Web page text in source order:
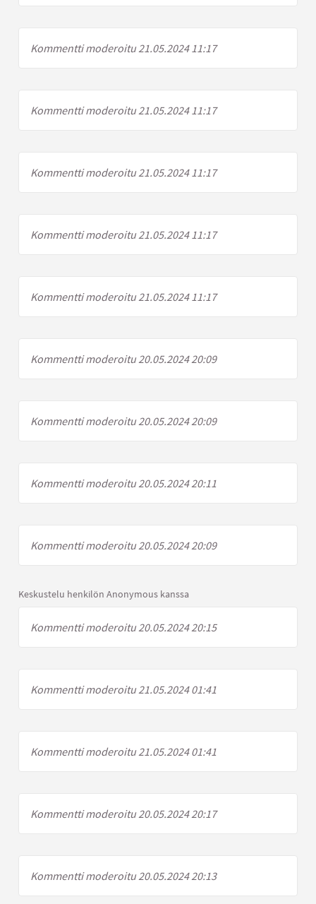
Kommentti moderoitu 21.05.2024 11:17
Kommentti moderoitu 21.05.2024 11:17
Kommentti moderoitu 21.05.2024 11:17
Kommentti moderoitu 21.05.2024 11:17
Kommentti moderoitu 21.05.2024 11:17
Kommentti moderoitu 20.05.2024 20:09
Kommentti moderoitu 20.05.2024 20:09
Kommentti moderoitu 20.05.2024 20:11
Kommentti moderoitu 20.05.2024 20:09
Keskustelu henkilön Anonymous kanssa
Kommentti moderoitu 20.05.2024 20:15
Kommentti moderoitu 21.05.2024 01:41
Kommentti moderoitu 21.05.2024 01:41
Kommentti moderoitu 20.05.2024 20:17
Kommentti moderoitu 20.05.2024 20:13